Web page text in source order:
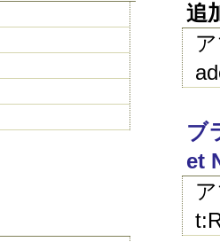
追
ブ
et